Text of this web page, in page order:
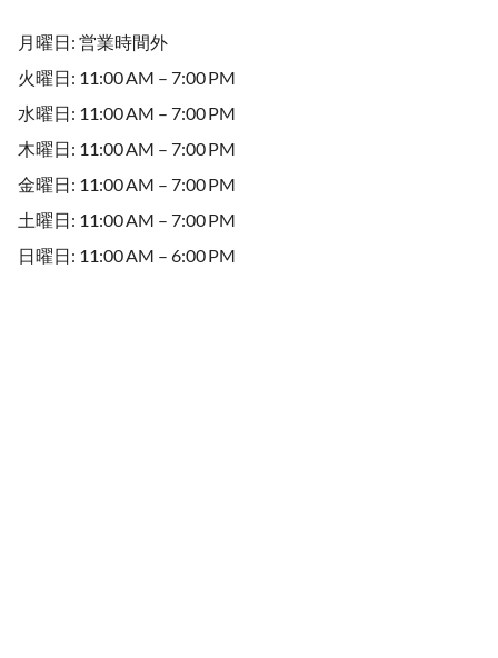
月曜日: 営業時間外
火曜日: 11:00 AM – 7:00 PM
水曜日: 11:00 AM – 7:00 PM
木曜日: 11:00 AM – 7:00 PM
金曜日: 11:00 AM – 7:00 PM
土曜日: 11:00 AM – 7:00 PM
日曜日: 11:00 AM – 6:00 PM